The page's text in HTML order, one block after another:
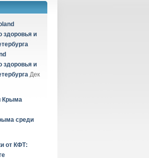
здоровья и
Дек
среди